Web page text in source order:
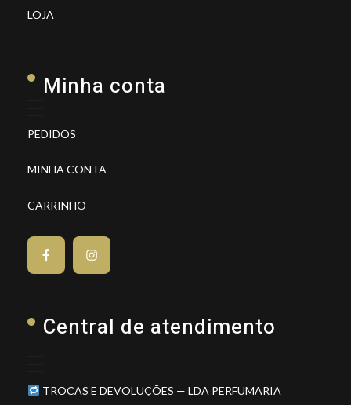
LOJA
Minha conta
PEDIDOS
MINHA CONTA
CARRINHO
Central de atendimento
TROCAS E DEVOLUÇÕES — LDA PERFUMARIA